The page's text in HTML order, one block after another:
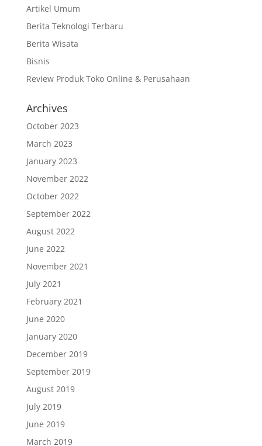
Artikel Umum
Berita Teknologi Terbaru
Berita Wisata
Bisnis
Review Produk Toko Online & Perusahaan
Archives
October 2023
March 2023
January 2023
November 2022
October 2022
September 2022
August 2022
June 2022
November 2021
July 2021
February 2021
June 2020
January 2020
December 2019
September 2019
August 2019
July 2019
June 2019
March 2019